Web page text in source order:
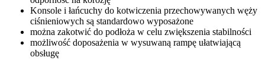
Konsole i łańcuchy do kotwiczenia przechowywanych węży
ciśnieniowych są standardowo wyposażone
można zakotwić do podłoża w celu zwiększenia stabilności
możliwość doposażenia w wysuwaną rampę ułatwiającą
obsługę